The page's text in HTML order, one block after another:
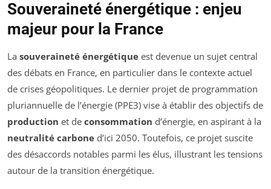
Souveraineté énergétique : enjeu
majeur pour la France
La souveraineté énergétique est devenue un sujet central
des débats en France, en particulier dans le contexte actuel
de crises géopolitiques. Le dernier projet de programmation
pluriannuelle de l’énergie (PPE3) vise à établir des objectifs de
production et de consommation d’énergie, en aspirant à la
neutralité carbone d’ici 2050. Toutefois, ce projet suscite
des désaccords notables parmi les élus, illustrant les tensions
autour de la transition énergétique.